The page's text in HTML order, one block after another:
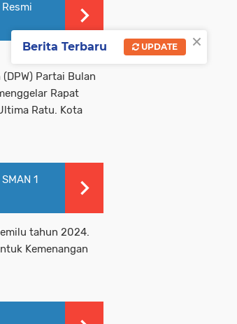
Partai Bulan
Rapat
Ratu. Kota
1
tahun 2024.
Kemenangan
×
Berita Terbaru UPDATE